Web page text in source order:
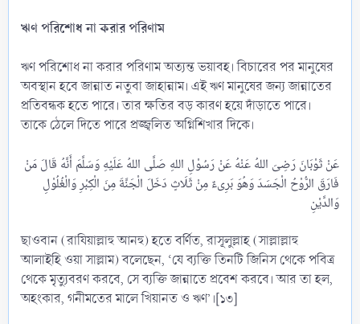
ঋণ পরিশোধ না করার পরিণাম
ঋণ পরিশোধ না করার পরিণাম অত্যন্ত ভয়াবহ। বিচারের পর মানুষের
অবস্থান হবে জান্নাত নতুবা জাহান্নাম। এই ঋণ মানুষের জন্য জান্নাতের
প্রতিবন্ধক হতে পারে। তার ক্ষতির বড় কারণ হয়ে দাঁড়াতে পারে।
তাকে ঠেলে দিতে পারে প্রজ্জ্বলিত অগ্নিশিখার দিকে।
عَنْ ثَوْبَانَ رَضِىَ اللهُ عَنْهُ عَنْ رَسُوْلِ اللهِ صَلَّى اللهُ عَلَيْهِ وَسَلَّمَ أَنَّهُ قَالَ مَنْ
فَارَقَ الرُّوْحُ الْجَسَدَ وَهُوَ بَرِىءٌ مِنْ ثَلَاثٍ دَخَلَ الْجَنَّةَ مِنَ الْكِبْرِ وَالْغُلُوْلِ
وَالدَّيْنِ
ছাওবান (রাযিয়াল্লাহু আনহু) হতে বর্ণিত, রাসূলুল্লাহ (সাল্লাল্লাহু
আলাইহি ওয়া সাল্লাম) বলেছেন, ‘যে ব্যক্তি তিনটি জিনিস থেকে পবিত্র
থেকে মৃত্যুবরণ করবে, সে ব্যক্তি জান্নাতে প্রবেশ করবে। আর তা হল,
অহংকার, গনীমতের মালে খিয়ানত ও ঋণ’।[১৩]